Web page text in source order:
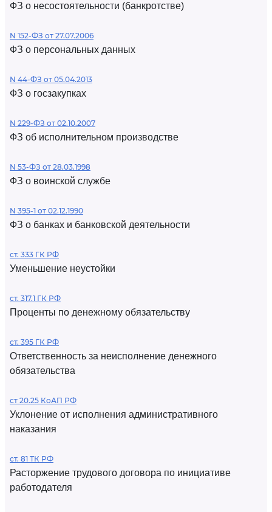
ФЗ о несостоятельности (банкротстве)
N 152-ФЗ от 27.07.2006
ФЗ о персональных данных
N 44-ФЗ от 05.04.2013
ФЗ о госзакупках
N 229-ФЗ от 02.10.2007
ФЗ об исполнительном производстве
N 53-ФЗ от 28.03.1998
ФЗ о воинской службе
N 395-1 от 02.12.1990
ФЗ о банках и банковской деятельности
ст. 333 ГК РФ
Уменьшение неустойки
ст. 317.1 ГК РФ
Проценты по денежному обязательству
ст. 395 ГК РФ
Ответственность за неисполнение денежного
обязательства
ст 20.25 КоАП РФ
Уклонение от исполнения административного
наказания
ст. 81 ТК РФ
Расторжение трудового договора по инициативе
работодателя